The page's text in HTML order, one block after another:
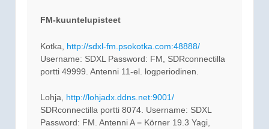
FM-kuuntelupisteet
Kotka, http://sdxl-fm.psokotka.com:48888/
Username: SDXL Password: FM, SDRconnectilla
portti 49999. Antenni 11-el. logperiodinen.
Lohja, http://lohjadx.ddns.net:9001/
SDRconnectilla portti 8074. Username: SDXL
Password: FM. Antenni A = Körner 19.3 Yagi,